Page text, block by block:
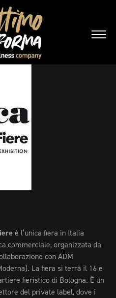
è l’unica fiera in Italia
commerciale, organizzata da
con ADM
La fiera si terrà il 16 e
fieristico di Bologna. È un
del private label, dove i